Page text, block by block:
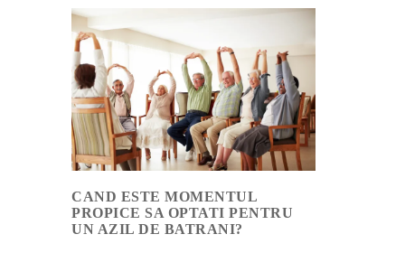
CAND ESTE MOMENTUL
PROPICE SA OPTATI PENTRU
UN AZIL DE BATRANI?